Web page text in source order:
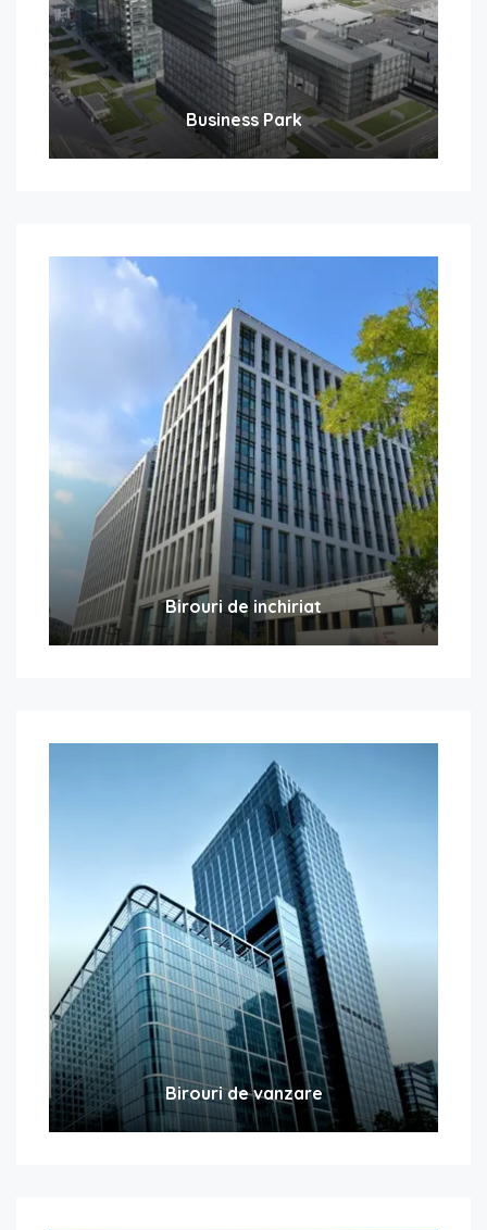
Business Park
Birouri de inchiriat
Birouri de vanzare